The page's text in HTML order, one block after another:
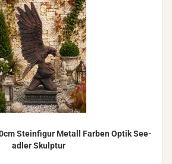
Stein­fi­gur Me­tall Far­ben Optik See­
ad­ler Skulp­tur